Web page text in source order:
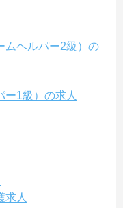
ムヘルパー2級）の
ー1級）の求人
求人